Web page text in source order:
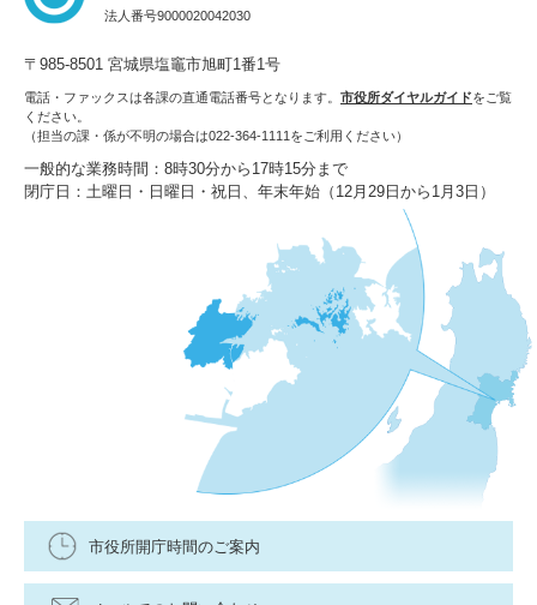
法人番号9000020042030
〒985-8501 宮城県塩竈市旭町1番1号
電話・ファックスは各課の直通電話番号となります。 市役所ダイヤルガイドをご覧
ください。
（担当の課・係が不明の場合は022-364-1111をご利用ください）
一般的な業務時間：8時30分から17時15分まで
閉庁日：土曜日・日曜日・祝日、年末年始（12月29日から1月3日）
市役所開庁時間のご案内